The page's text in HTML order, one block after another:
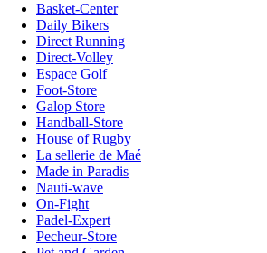
Basket-Center
Daily Bikers
Direct Running
Direct-Volley
Espace Golf
Foot-Store
Galop Store
Handball-Store
House of Rugby
La sellerie de Maé
Made in Paradis
Nauti-wave
On-Fight
Padel-Expert
Pecheur-Store